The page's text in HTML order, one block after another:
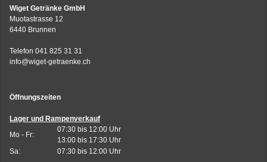
Wiget Getränke GmbH
Muotastrasse 12
6440 Brunnen
Telefon 041 825 31 31
info@wiget-getraenke.ch
Öffnungszeiten
Lager und Rampenverkauf
Mo - Fr:
07:30 bis 12:00 Uhr
13:00 bis 17:30 Uhr
Sa:
07:30 bis 12:00 Uhr